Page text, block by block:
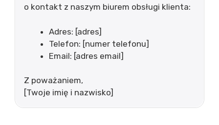
o kontakt z naszym biurem obsługi klienta:
Adres: [adres]
Telefon: [numer telefonu]
Email: [adres email]
Z poważaniem,
[Twoje imię i nazwisko]